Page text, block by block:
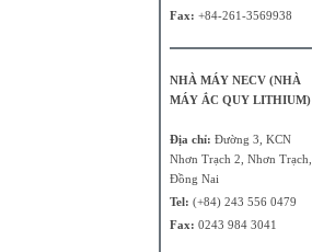
Fax: +84-261-3569938
NHÀ MÁY NECV (NHÀ
MÁY ẮC QUY LITHIUM)
Địa chỉ: Đường 3, KCN
Nhơn Trạch 2, Nhơn Trạch,
Đồng Nai
Tel: (+84) 243 556 0479
Fax: 0243 984 3041